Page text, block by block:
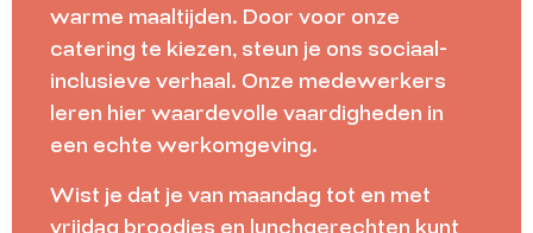
warme maaltijden. Door voor onze
catering te kiezen, steun je ons sociaal-
inclusieve verhaal. Onze medewerkers
leren hier waardevolle vaardigheden in
een echte werkomgeving.
Wist je dat je van maandag tot en met